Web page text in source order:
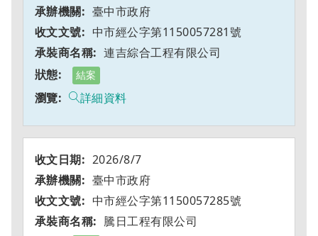
臺中市政府
中市經公字第1150057281號
連吉綜合工程有限公司
結案
詳細資料
2026/8/7
臺中市政府
中市經公字第1150057285號
騰日工程有限公司